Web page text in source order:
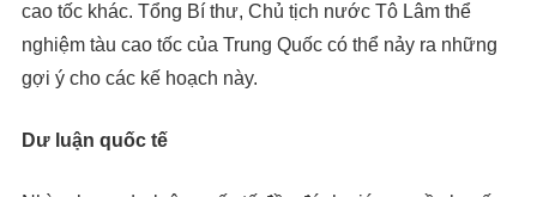
cao tốc khác. Tổng Bí thư, Chủ tịch nước Tô Lâm thể
nghiệm tàu cao tốc của Trung Quốc có thể nảy ra những
gợi ý cho các kế hoạch này.
Dư luận quốc tế